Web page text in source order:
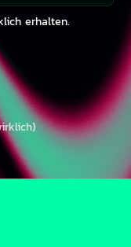
erhalten.